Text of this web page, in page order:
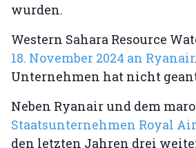
wurden.
Western Sahara Resource
18. November 2024 an Ryanair
Unternehmen hat nicht
Neben Ryanair und dem
Staatsunternehmen Royal
den letzten Jahren drei